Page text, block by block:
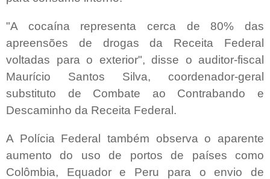
"A cocaína representa cerca de 80% das
apreensões de drogas da Receita Federal
voltadas para o exterior", disse o auditor-fiscal
Maurício Santos Silva, coordenador-geral
substituto de Combate ao Contrabando e
Descaminho da Receita Federal.
A Polícia Federal também observa o aparente
aumento do uso de portos de países como
Colômbia, Equador e Peru para o envio de